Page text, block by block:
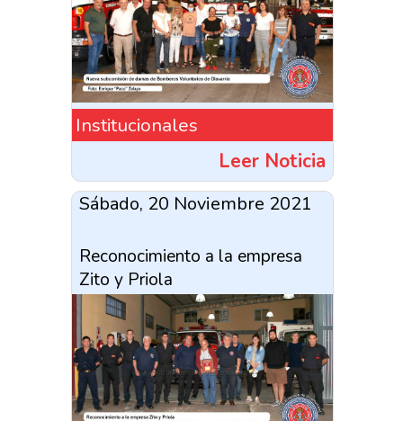
Institucionales
Leer Noticia
Sábado, 20 Noviembre 2021
Reconocimiento a la empresa
Zito y Priola